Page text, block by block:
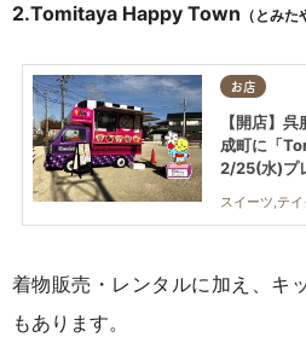
2.Tomitaya Happy Town （とみた
お店
【開店】
成町に「
2/25(水)プ
着物販売・レンタルに加え、キ
もあります。